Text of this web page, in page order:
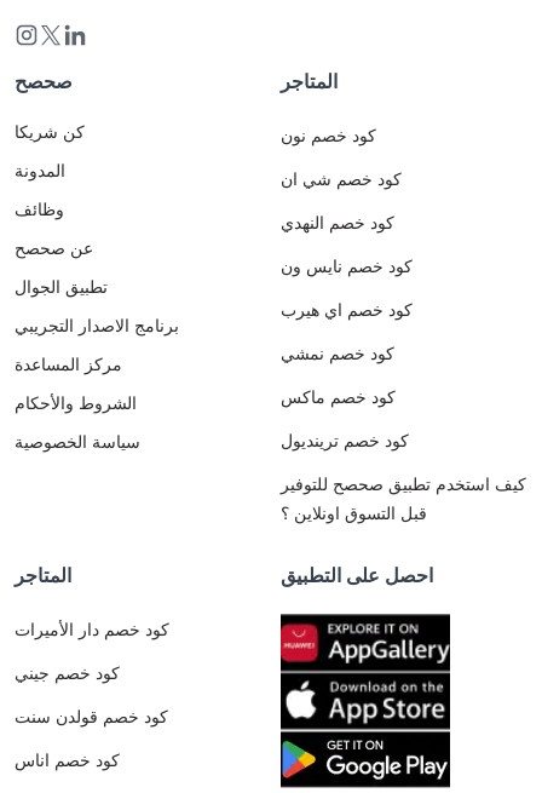
صحصح
كن شريكا
المدونة
وظائف
عن صحصح
تطبيق الجوال
برنامج الاصدار التجريبي
مركز المساعدة
الشروط والأحكام
سياسة الخصوصية
المتاجر
كود خصم نون
كود خصم شي ان
كود خصم النهدي
كود خصم نايس ون
كود خصم اي هيرب
كود خصم نمشي
كود خصم ماكس
كود خصم ترينديول
كيف استخدم تطبيق صحصح للتوفير
قبل التسوق اونلاين ؟
المتاجر
كود خصم دار الأميرات
كود خصم جيني
كود خصم قولدن سنت
كود خصم اناس
احصل على التطبيق